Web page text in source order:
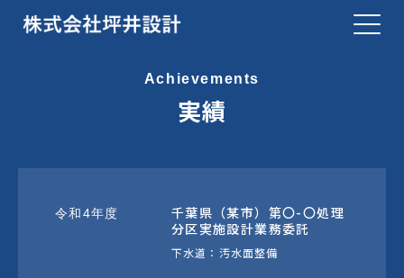
Achievements
実績
令和4年度
千葉県（某市）第〇-〇処理
分区実施設計業務委託
下水道：汚水面整備